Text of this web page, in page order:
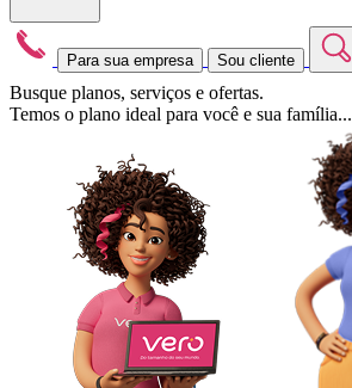
Para sua empresa Sou cliente
Busque planos, serviços e ofertas.
Temos o plano ideal para você e sua família...